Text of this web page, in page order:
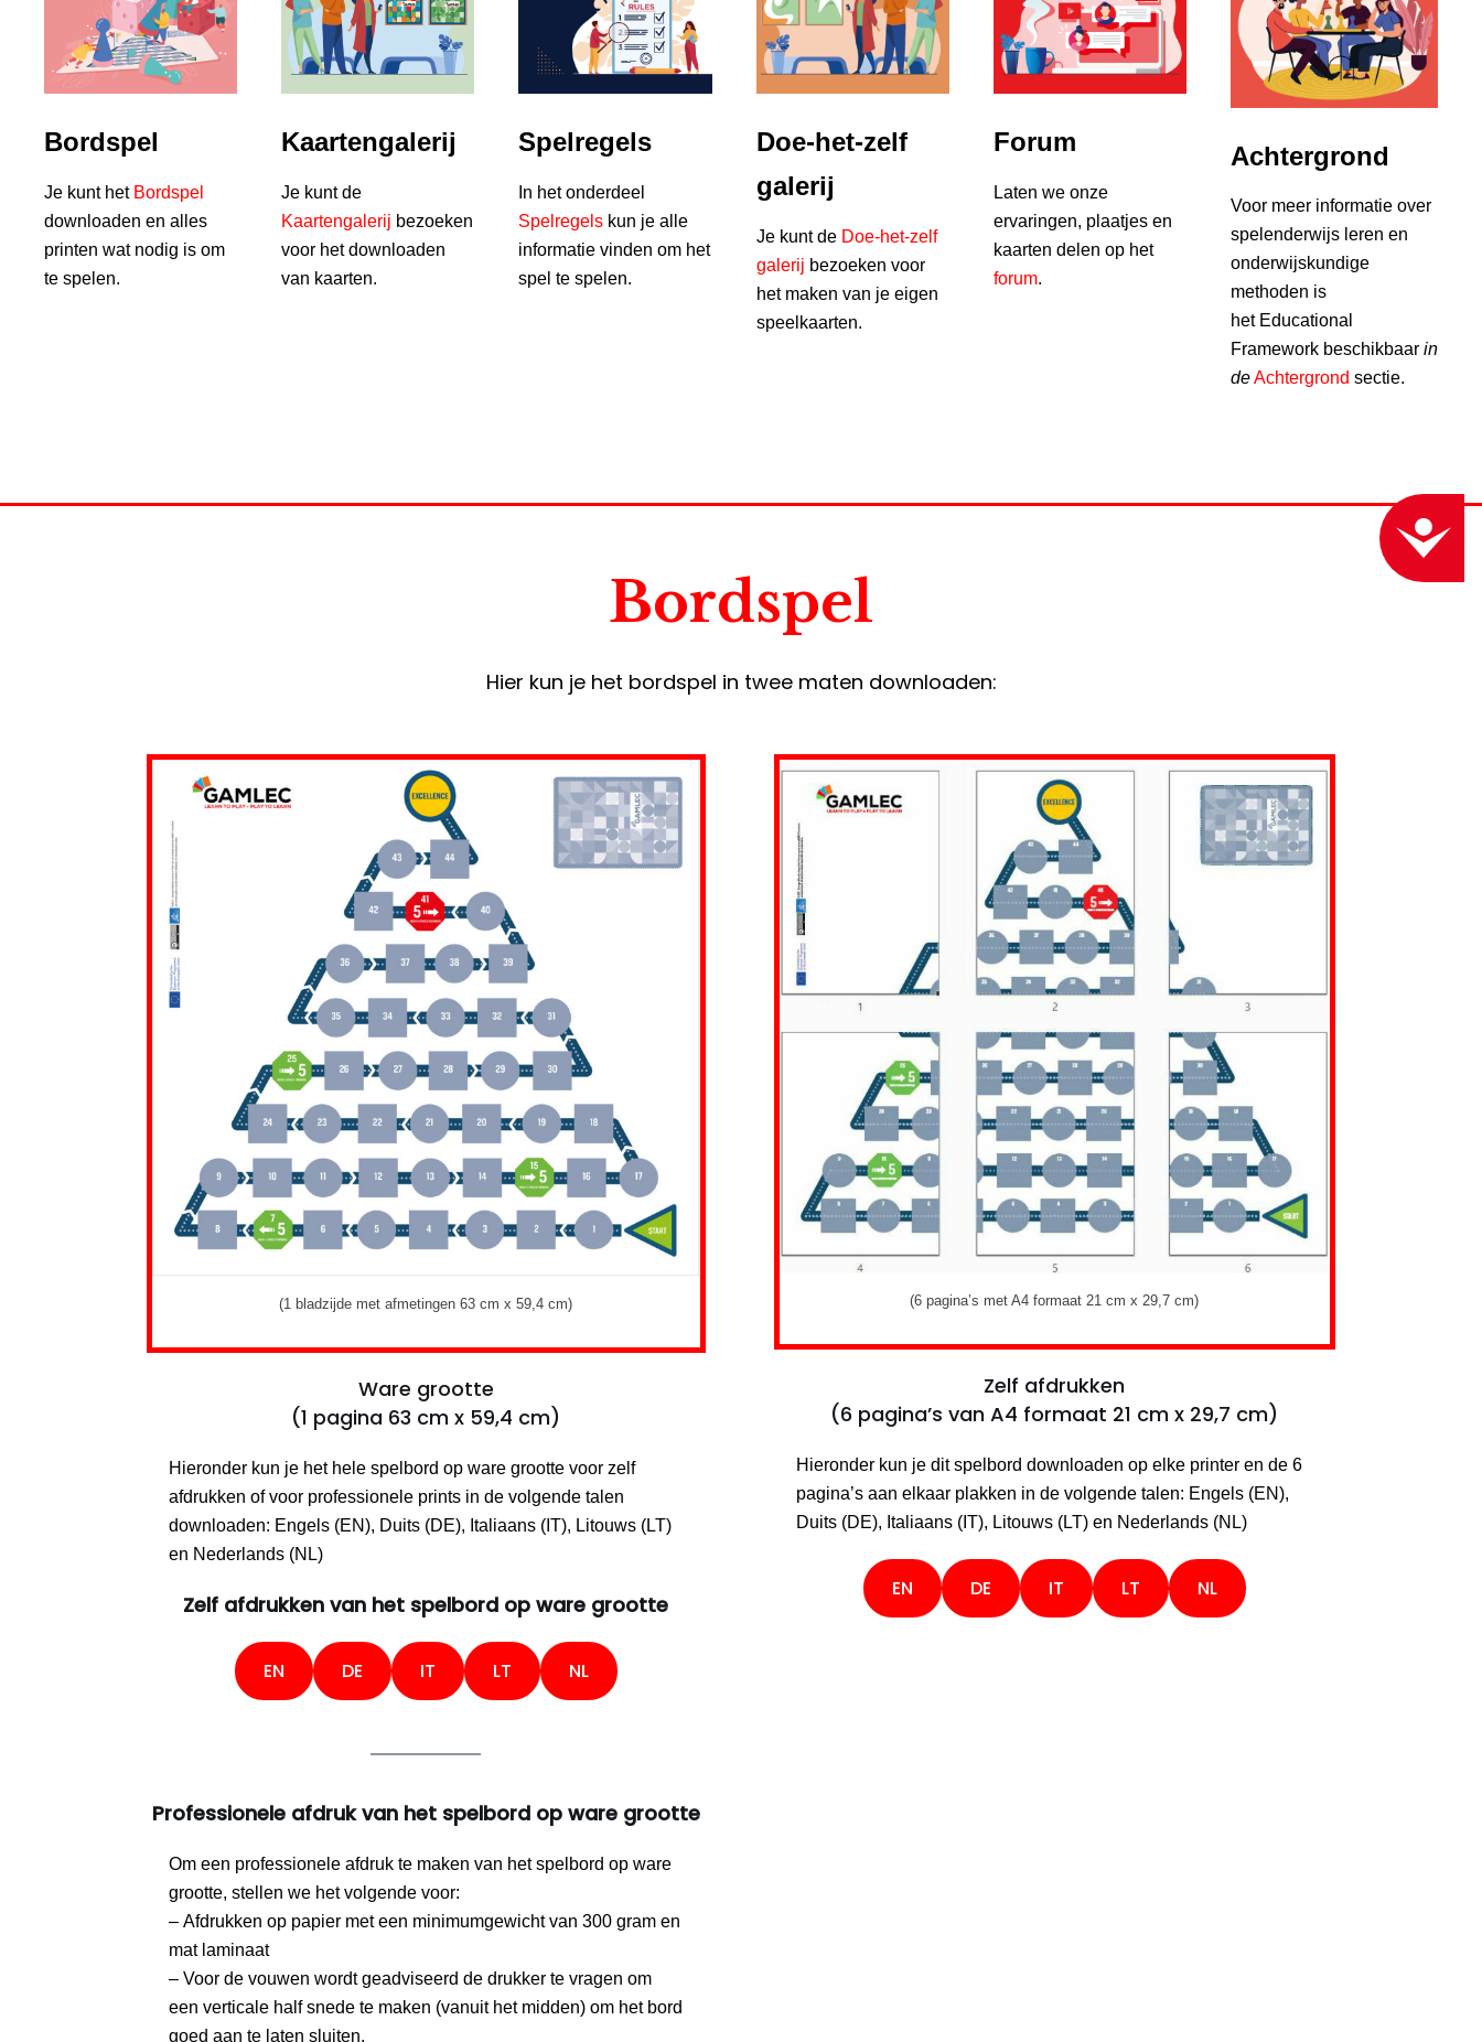
Control-
ACCESSIBILITY
Bordspel
Je kunt het Bordspel
downloaden en alles
printen wat nodig is om
te spelen.
Kaartengalerij
Je kunt de
Kaartengalerij bezoeken
voor het downloaden
van kaarten.
Spelregels
In het onderdeel
Spelregels kun je alle
informatie vinden om het
spel te spelen.
Doe-het-zelf
galerij
Je kunt de Doe-het-zelf
galerij bezoeken voor
het maken van je eigen
speelkaarten.
Forum
Laten we onze
ervaringen, plaatjes en
kaarten delen op het
forum.
Achtergrond
Voor meer informatie over
spelenderwijs leren en
onderwijskundige
methoden is
het Educational
Framework beschikbaarin
deAchtergrond sectie.
Bordspel
Hier kun je het bordspel in twee maten downloaden:
(1 bladzijde met afmetingen 63 cm x 59,4 cm)
Ware grootte
(1 pagina 63 cm x 59,4 cm)
Hieronder kun je het hele spelbord op ware grootte voor zelf
afdrukken of voor professionele prints in de volgende talen
downloaden: Engels (EN), Duits (DE), Italiaans (IT), Litouws (LT)
en Nederlands (NL)
Zelf afdrukken van het spelbord op ware grootte
EN DE IT LT NL
Professionele afdruk van het spelbord op ware grootte
Om een professionele afdruk te maken van het spelbord op ware
grootte, stellen we het volgende voor:
– Afdrukken op papier met een minimumgewicht van 300 gram en
mat laminaat
– Voor de vouwen wordt geadviseerd de drukker te vragen om
een verticale half snede te maken (vanuit het midden) om het bord
goed aan te laten sluiten.
(6 pagina’s met A4 formaat 21 cm x 29,7 cm)
Zelf afdrukken
(6 pagina’s van A4 formaat 21 cm x 29,7 cm)
Hieronder kun je dit spelbord downloaden op elke printer en de 6
pagina’s aan elkaar plakken in de volgende talen: Engels (EN),
Duits (DE), Italiaans (IT), Litouws (LT) en Nederlands (NL)
EN DE IT LT NL